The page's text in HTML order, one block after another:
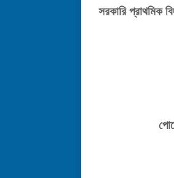
সরকারি প্রাথমিক